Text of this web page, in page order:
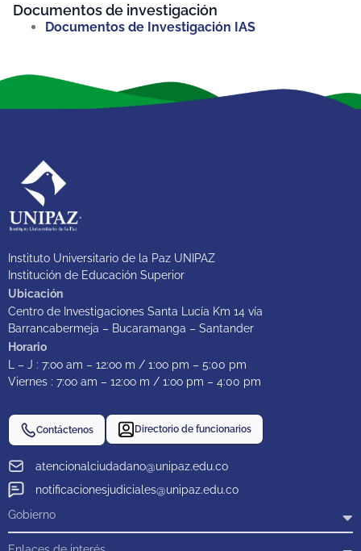
Documentos de investigación
Documentos de Investigación IAS
Instituto Universitario de la Paz UNIPAZ
Institución de Educación Superior
Ubicación
Centro de Investigaciones Santa Lucía Km 14 vía
Barrancabermeja – Bucaramanga – Santander
Horario
L – J : 7:oo am – 12:oo m / 1:oo pm – 5:00 pm
Viernes : 7:oo am – 12:oo m / 1:oo pm – 4:00 pm
atencionalciudadano@unipaz.edu.co
notificacionesjudiciales@unipaz.edu.co
Contáctenos Directorio de funcionarios
Gobierno